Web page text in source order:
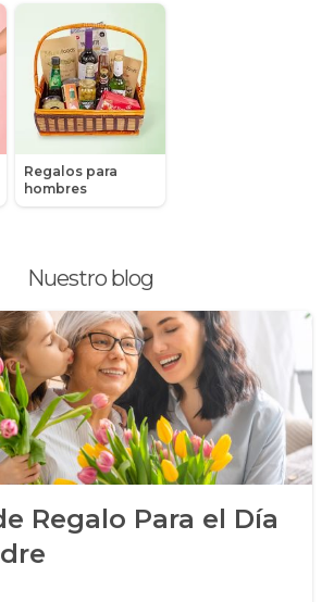
Regalos para
hombres
Nuestro blog
Regalo Para el Día
Nacimientos de niñas
Packs de productos
Peluches
Peonias
Promociones y Ofertas
Ramos de Flores
Ramos de Novia
Ramos de Rosas
Regalos a Domicilio
Regalos para Hombres
Regalos para niños